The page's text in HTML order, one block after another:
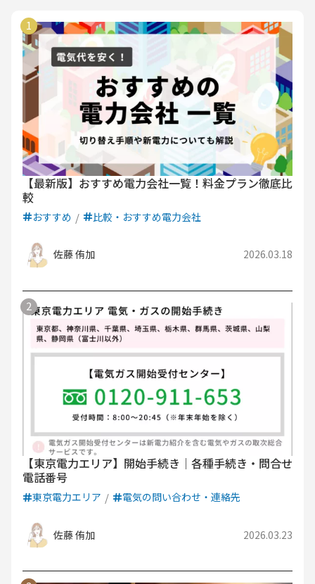
【最新版】おすすめ電力会社一覧！料金プラン徹底比
較
おすすめ 比較・おすすめ電力会社
佐藤 侑加 2026.03.18
【東京電力エリア】開始手続き｜各種手続き・問合せ
電話番号
東京電力エリア 電気の問い合わせ・連絡先
佐藤 侑加 2026.03.23